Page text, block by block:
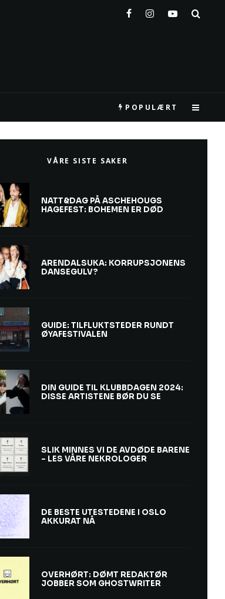
POPULÆRT
VÅRE SISTE SAKER
NATT&DAG PÅ ASCHEHOUGS
HAGEFEST: BOHEMEN ER DØD
ARENDALSUKA: KORRUPSJONENS
DANSEGULV?
GUIDE: TILFLUKTSTEDER RUNDT
ØYAFESTIVALEN
DIN GUIDE TIL KLUBBDAGEN 2024:
DISSE ARTISTENE BØR DU SE
SLIK MINNES VI DE AVDØDE BARENE
– LES VÅRE NEKROLOGER
DE BESTE UTESTEDENE I OSLO
AKKURAT NÅ
OVERHØRT: DØMT REDAKTØR
JOBBER SOM GHOSTWRITER